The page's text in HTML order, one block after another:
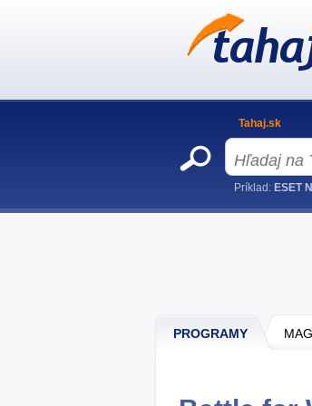
PROGRAMY
Tahaj.sk
Príklad: ESET